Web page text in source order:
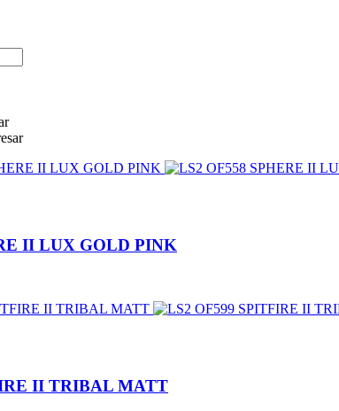
II LUX GOLD PINK
II TRIBAL MATT